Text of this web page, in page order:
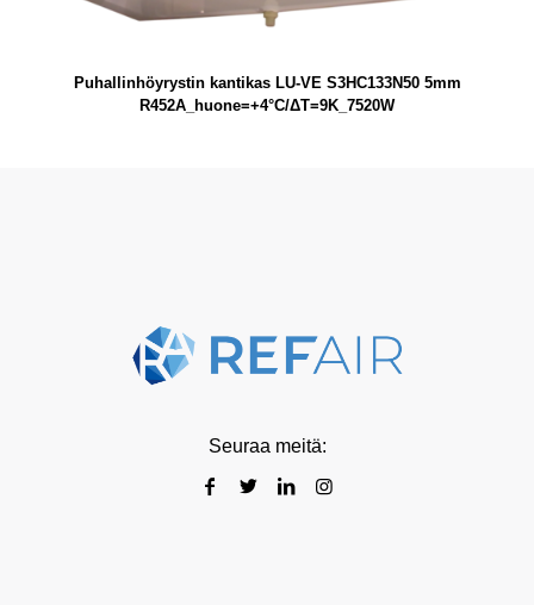
Puhallinhöyrystin kantikas LU-VE S3HC133N50 5mm
R452A_huone=+4°C/ΔT=9K_7520W
Seuraa meitä: